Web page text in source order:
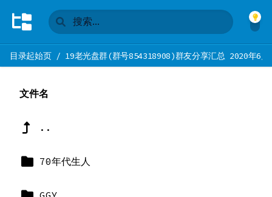
目录起始页/ 19老光盘群(群号854318908)群友分享汇总 2020年6
文件名
..
70年代生人